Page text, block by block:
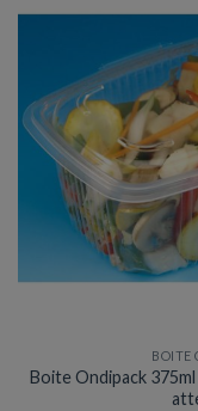
BOITE
Boite Ondipack